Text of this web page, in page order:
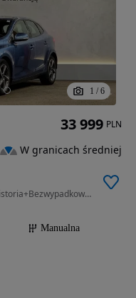
1 / 6
1596 cm3 • 150 KM • Udokumentowana historia+Bezwypadkowy+Orginalny Przebieg-Gwarancja
Manualna
33 999 PLN
W granicach średniej